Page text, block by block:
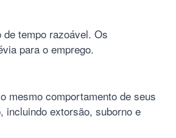
tempo razoável. Os
para o emprego.
mesmo comportamento de seus
incluindo extorsão, suborno e